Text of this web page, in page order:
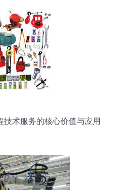
技术服务的核心价值与应用